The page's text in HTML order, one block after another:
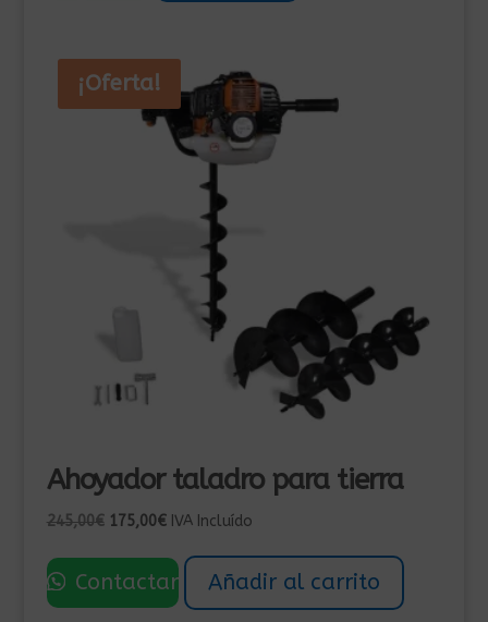
¡Oferta!
Ahoyador taladro para tierra
245,00€ El
original
era:
175,00€El
actual
es:
IVA Incluído
Contactar Añadir al carrito